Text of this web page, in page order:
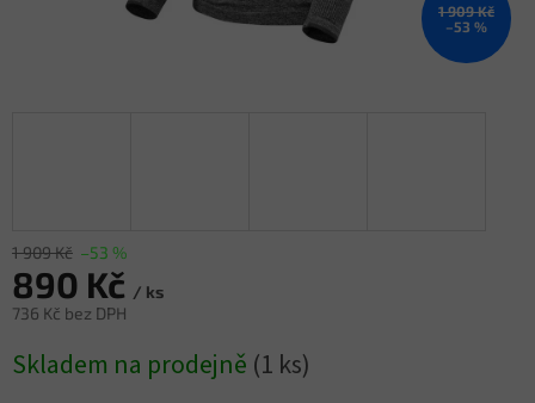
1 909 Kč
–53 %
1 909 Kč –53 %
890 Kč / ks
736 Kč bez DPH
cena:
Skladem na prodejně (1 ks)